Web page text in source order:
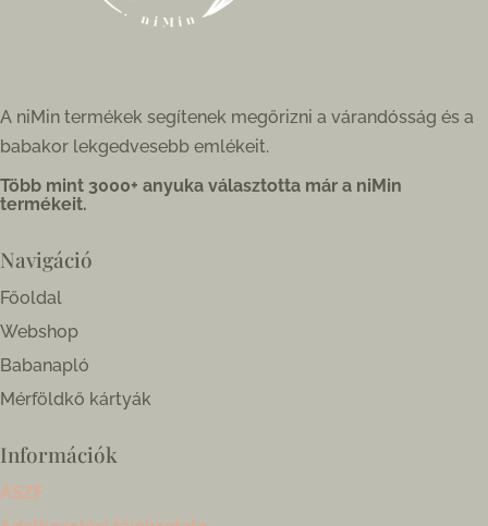
A niMin termékek segítenek megőrizni a várandósság és a
babakor lekgedvesebb emlékeit.
Több mint 3000+ anyuka választotta már a niMin
termékeit.
Navigáció
Főoldal
Webshop
Babanapló
Mérföldkő kártyák
Információk
ÁSZF